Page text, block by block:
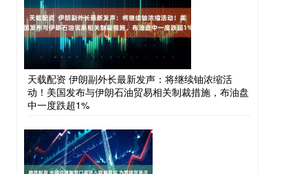
天载配资 伊朗副外长最新发声：将继续铀浓缩活
动！美国发布与伊朗石油贸易相关制裁措施，布油盘
中一度跌超1%